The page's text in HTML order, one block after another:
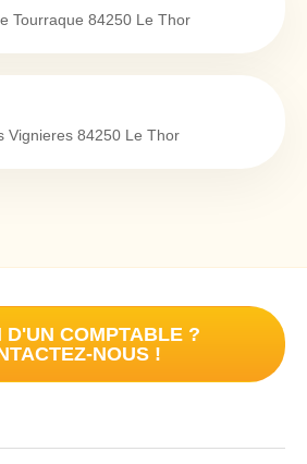
Tourraque 84250 Le Thor
Vignieres 84250 Le Thor
D'UN COMPTABLE ?
NOUS !